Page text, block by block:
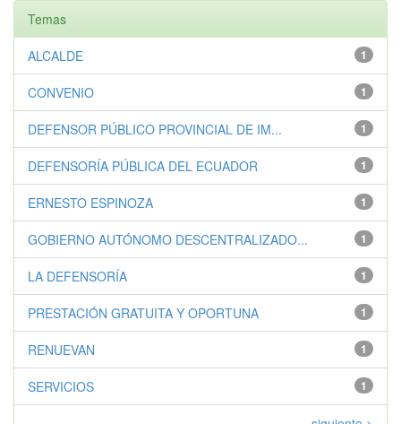
Temas
1
ALCALDE
1
CONVENIO
1
DEFENSOR PÚBLICO PROVINCIAL DE IM...
1
DEFENSORÍA PÚBLICA DEL ECUADOR
1
ERNESTO ESPINOZA
1
GOBIERNO AUTÓNOMO DESCENTRALIZADO...
1
LA DEFENSORÍA
1
PRESTACIÓN GRATUITA Y OPORTUNA
1
RENUEVAN
1
SERVICIOS